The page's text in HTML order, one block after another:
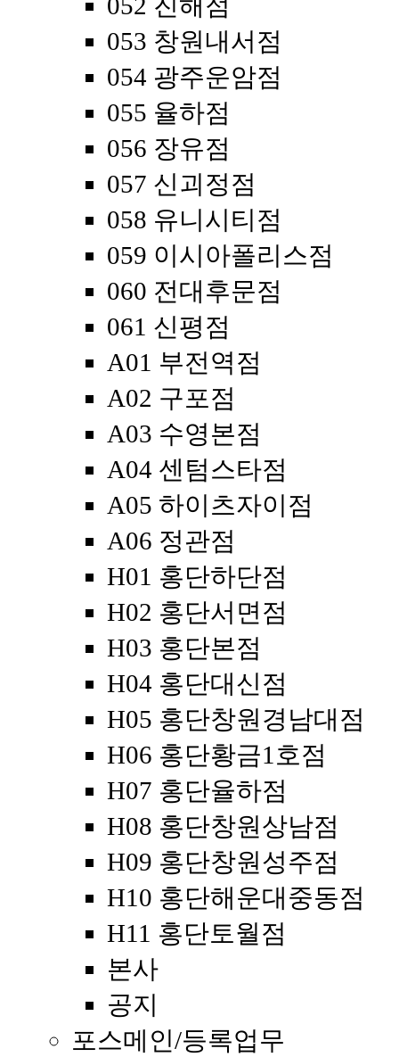
053 창원내서점
054 광주운암점
055 율하점
056 장유점
057 신괴정점
058 유니시티점
059 이시아폴리스점
060 전대후문점
061 신평점
A01 부전역점
A02 구포점
A03 수영본점
A04 센텀스타점
A05 하이츠자이점
A06 정관점
H01 홍단하단점
H02 홍단서면점
H03 홍단본점
H04 홍단대신점
H05 홍단창원경남대점
H06 홍단황금1호점
H07 홍단율하점
H08 홍단창원상남점
H09 홍단창원성주점
H10 홍단해운대중동점
H11 홍단토월점
본사
공지
포스메인/등록업무